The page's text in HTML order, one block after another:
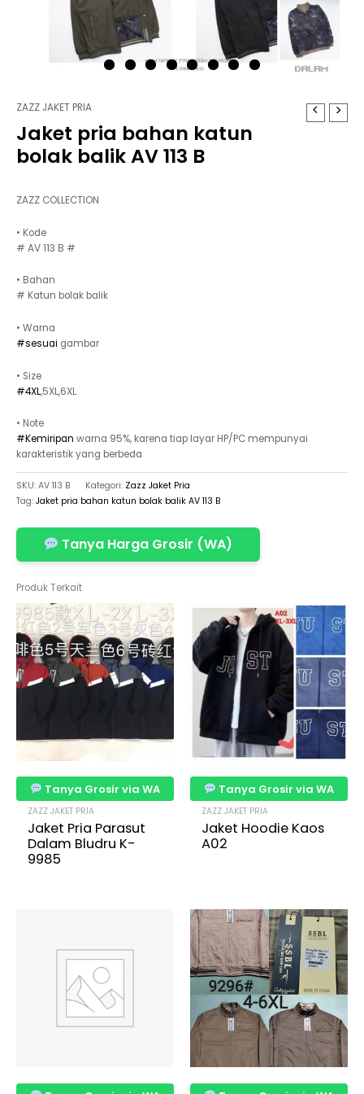
ZAZZ JAKET PRIA
Jaket pria bahan katun
bolak balik AV 113 B
ZAZZ COLLECTION
• Kode
# AV 113 B #
• Bahan
# Katun bolak balik
• Warna
#sesuai gambar
• Size
#4XL,5XL,6XL
• Note
#Kemiripan warna 95%, karena tiap layar HP/PC mempunyai
karakteristik yang berbeda
SKU: AV 113 B Kategori: Zazz Jaket Pria
Tag: Jaket pria bahan katun bolak balik AV 113 B
Tanya Harga Grosir (WA)
Produk Terkait
Tanya Grosir via WA
ZAZZ JAKET PRIA
Jaket Pria Parasut
Dalam Bludru K-
9985
Tanya Grosir via WA
ZAZZ JAKET PRIA
Jaket Hoodie Kaos
A02